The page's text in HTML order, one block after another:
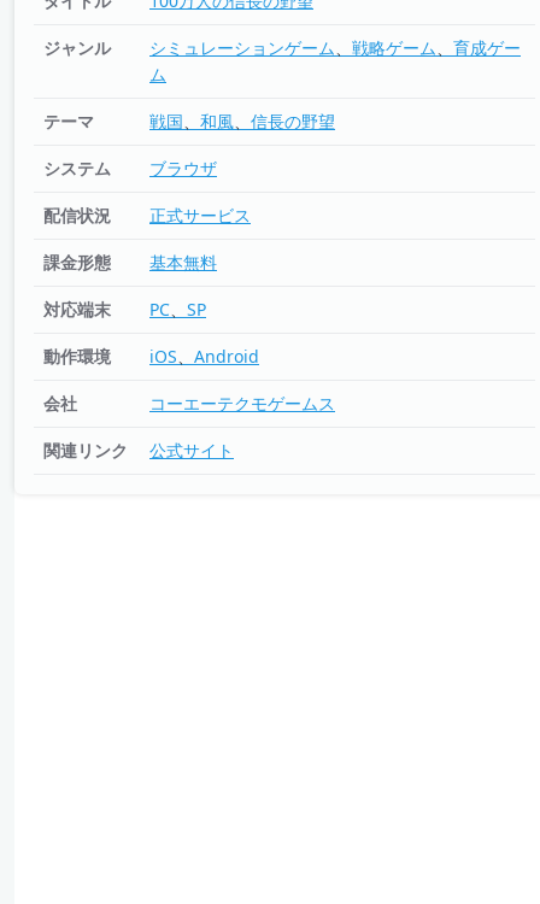
ジャンル シミュレーションゲーム 戦略ゲーム
育成ゲー
ム
テーマ 戦国 和風 信長の野望
システム ブラウザ
配信状況 正式サービス
課金形態 基本無料
対応端末 PC SP
動作環境 iOS Android
会社 コーエーテクモゲームス
関連リンク 公式サイト